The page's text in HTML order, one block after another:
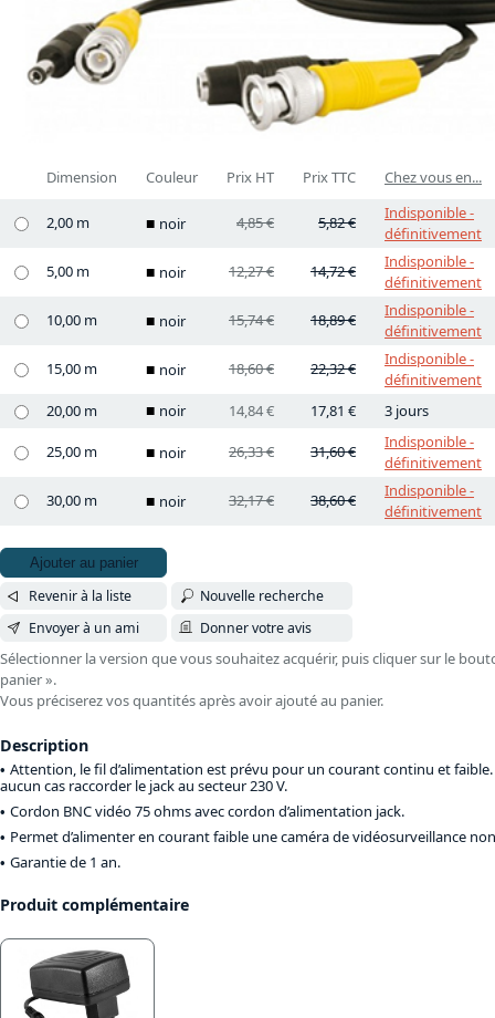
Dimension Couleur Prix HT Prix TTC Chez vous en...
2,00 m noir 4,85 € 5,82 €
Indisponible -
définitivement
5,00 m
noir 12,27 € 14,72 €
Indisponible -
définitivement
10,00 m
noir 15,74 € 18,89 €
Indisponible -
définitivement
15,00 m
noir 18,60 € 22,32 €
Indisponible -
définitivement
20,00 m
noir 14,84 € 17,81 € 3 jours
25,00 m noir 26,33 € 31,60 €
Indisponible -
définitivement
30,00 m
noir 32,17 € 38,60 €
Indisponible -
définitivement
Ajouter au panier
Revenir à la liste
Nouvelle recherche
Envoyer à un ami
Donner votre avis
Sélectionner la version que vous souhaitez acquérir, puis cliquer sur le
panier ».
Vous préciserez vos quantités après avoir ajouté au panier.
Description
Attention, le fil d’alimentation est prévu pour un courant continu et
aucun cas raccorder le jack au secteur 230 V.
Cordon BNC vidéo 75 ohms avec cordon d’alimentation jack.
Permet d’alimenter en courant faible une caméra de vidéosurveillance
Garantie de 1 an.
Produit complémentaire